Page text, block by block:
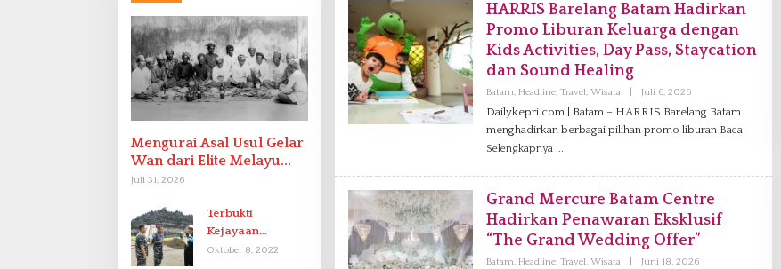
Mengurai Asal Usul Gelar
Wan dari Elite Melayu
Hingga Populer di
Juli 31, 2026
Terbukti
Kejayaan
Indonesia pada
Oktober 8, 2022
L
HARRIS Barelang Batam Hadirkan
Promo Liburan Keluarga dengan
Kids Activities, Day Pass, Staycation
dan Sound Healing
Batam, Headline, Travel , Wisata Juli 6, 2026O
E
H
I
N
Dailykepri.com | Batam – HARRIS Barelang Batam
menghadirkan berbagai pilihan promo liburan Baca
Selengkapnya
Grand Mercure Batam Centre
Hadirkan Penawaran Eksklusif
“The Grand Wedding Offer”
Batam, Headline, Travel , Wisata Juni 18, 2026O